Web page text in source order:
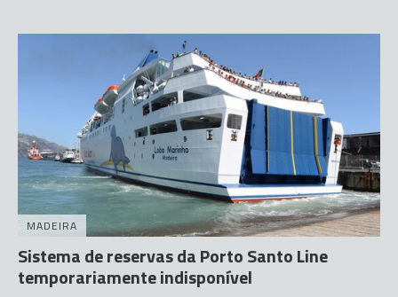
MADEIRA
Sistema de reservas da Porto Santo Line
temporariamente indisponível